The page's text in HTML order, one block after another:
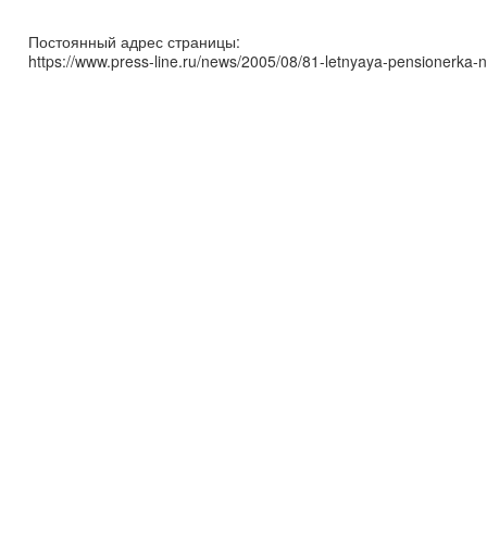
Постоянный адрес страницы:
https://www.press-line.ru/news/2005/08/81-letnyaya-